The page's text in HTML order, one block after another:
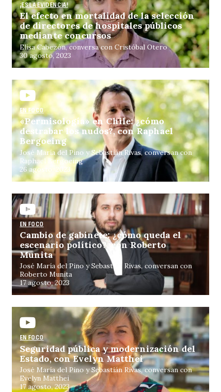
¡ES LA EVIDENCIA!
El efecto en mortalidad de la selección
de directores de hospitales públicos
mediante concursos
Elisa Cabezón, conversa con Cristóbal Otero
30 agosto, 2023
EN FOCO
«Permisología» en Chile: ¿cómo
destrabar los nudos?, con Raphael
Bergoeing
José María del Pino y Sebastián Rivas, conversan con
Raphael Bergoeing
26 agosto, 2023
EN FOCO
Cambio de gabinete: ¿cómo queda el
escenario político?, con Roberto
Munita
José María del Pino y Sebastián Rivas, conversan con
Roberto Munita
17 agosto, 2023
EN FOCO
Seguridad pública y modernización del
Estado, con Evelyn Matthei
José María del Pino y Sebastián Rivas, conversan con
Evelyn Matthei
17 agosto, 2023